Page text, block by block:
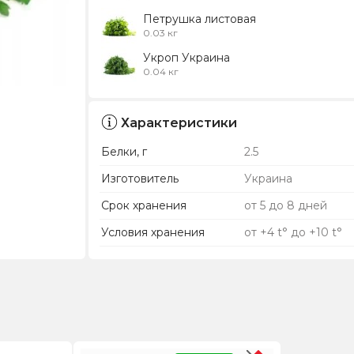
Петрушка листовая
0.03 кг
Укроп Украина
0.04 кг
Характеристики
Белки, г
2.5
Изготовитель
Украина
Срок хранения
от 5 до 8 дней
Условия хранения
от +4 t° до +10 t°